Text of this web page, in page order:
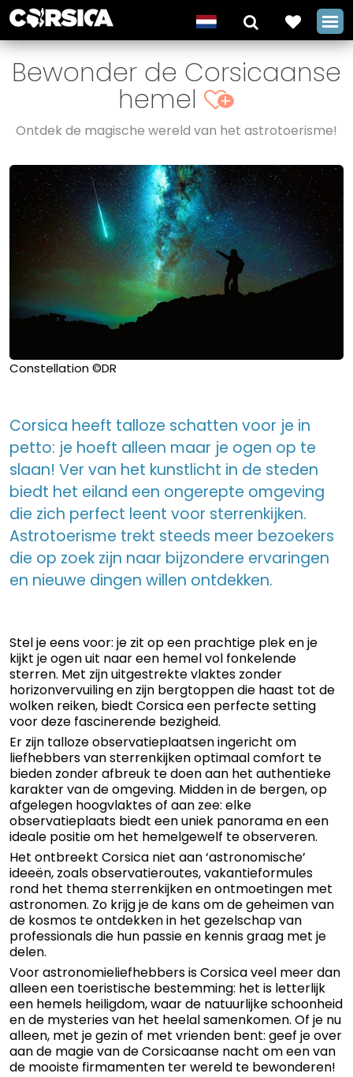
Bewonder de Corsicaanse
hemel +
Ontdek de magische wereld van het astrotoerisme!
Constellation ©DR
Corsica heeft talloze schatten voor je in
petto: je hoeft alleen maar je ogen op te
slaan! Ver van het kunstlicht in de steden
biedt het eiland een ongerepte omgeving
die zich perfect leent voor sterrenkijken.
Astrotoerisme trekt steeds meer bezoekers
die op zoek zijn naar bijzondere ervaringen
en nieuwe dingen willen ontdekken.
Stel je eens voor: je zit op een prachtige plek en je
kijkt je ogen uit naar een hemel vol fonkelende
sterren. Met zijn uitgestrekte vlaktes zonder
horizonvervuiling en zijn bergtoppen die haast tot de
wolken reiken, biedt Corsica een perfecte setting
voor deze fascinerende bezigheid.
Er zijn talloze observatieplaatsen ingericht om
liefhebbers van sterrenkijken optimaal comfort te
bieden zonder afbreuk te doen aan het authentieke
karakter van de omgeving. Midden in de bergen, op
afgelegen hoogvlaktes of aan zee: elke
observatieplaats biedt een uniek panorama en een
ideale positie om het hemelgewelf te observeren.
Het ontbreekt Corsica niet aan ‘astronomische’
ideeën, zoals observatieroutes, vakantieformules
rond het thema sterrenkijken en ontmoetingen met
astronomen. Zo krijg je de kans om de geheimen van
de kosmos te ontdekken in het gezelschap van
professionals die hun passie en kennis graag met je
delen.
Voor astronomieliefhebbers is Corsica veel meer dan
alleen een toeristische bestemming: het is letterlijk
een hemels heiligdom, waar de natuurlijke schoonheid
en de mysteries van het heelal samenkomen. Of je nu
alleen, met je gezin of met vrienden bent: geef je over
aan de magie van de Corsicaanse nacht om een van
de mooiste firmamenten ter wereld te bewonderen!